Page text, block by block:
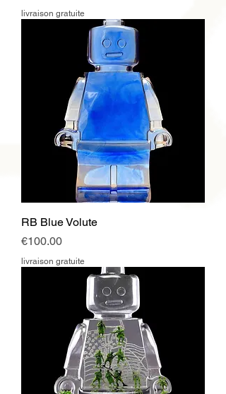
livraison gratuite
RB Blue Volute
Price
€100.00
livraison gratuite